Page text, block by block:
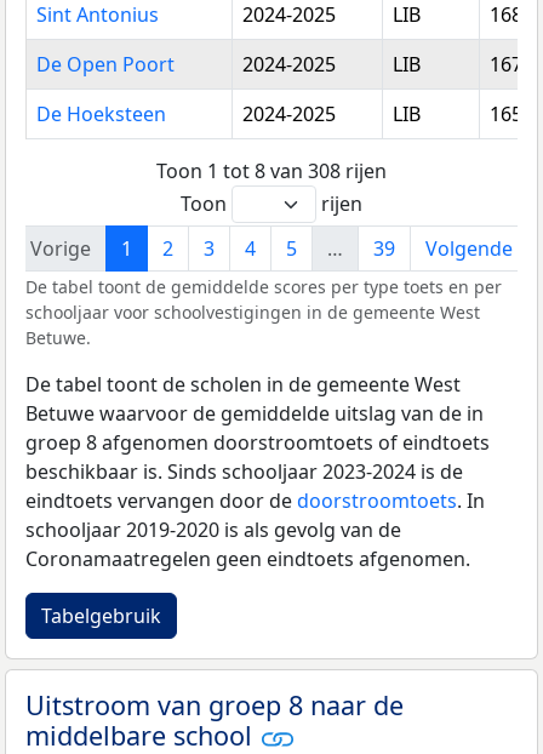
Sint Antonius
2024-2025 LIB
De Open Poort
2024-2025 LIB
De Hoeksteen
2024-2025 LIB
Toon 1 tot 8 van 308 rijen
Toon
rijen
Vorige
1 2 3 4 5 … 39 Volgende
De tabel toont de gemiddelde scores per type toets en per
schooljaar voor schoolvestigingen in de gemeente West
Betuwe.
De tabel toont de scholen in de gemeente West
Betuwe waarvoor de gemiddelde uitslag van de in
groep 8 afgenomen doorstroomtoets of eindtoets
beschikbaar is. Sinds schooljaar 2023-2024 is de
eindtoets vervangen door dedoorstroomtoets. In
schooljaar 2019-2020 is als gevolg van de
Coronamaatregelen geen eindtoets afgenomen.
Tabelgebruik
Uitstroom van groep 8 naar de
middelbare school